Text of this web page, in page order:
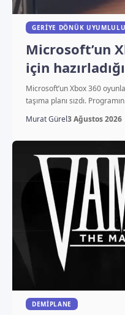
GERIYE DÖNÜK
Microsoft’un
için
Microsoft’un Xbox 360
taşıma planı sızdı.
Murat Gürel3 Ağustos 2026
DEMIPLANE